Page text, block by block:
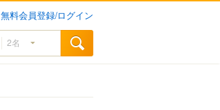
無料会員登録/ログイン